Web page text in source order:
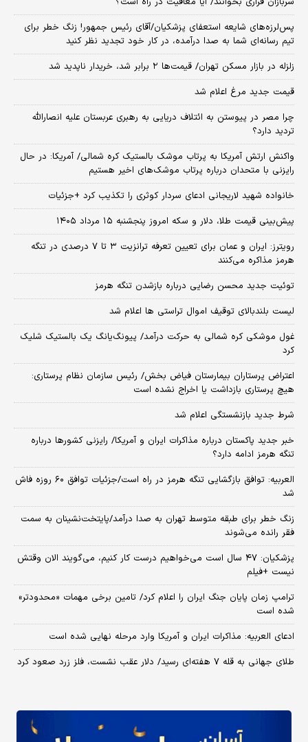
پس‌لرزه‌های شایعه استعفای پزشکیان/آقای رئیس جمهور! زنگ خطر برای
تیم رسانه‌ای شما به صدا درآمده، در کار خود تجدید نظر کنید
زلزله در بازار مسکن تهران/ قیمت‌ها ۲ برابر شد، خریدار ناپدید شد
قیمت جدید مرغ اعلام شد
چرا مصر در پیوستن به ائتلاف دریایی به رهبری عربستان علیه انصارالله
تردید دارد؟
واکنش ارتش آمریکا به پرتاب موشک بالستیک کره شمالی/ آمریکا: در حال
رایزنی با متحدان درباره پرتاب موشک‌های اخیر هستیم
خانواده شهید لاریجانی ادعای سردار کوثری را تکذیب کرد +جزئیات
پیش‌بینی قیمت طلا، دلار و سکه امروز پنجشنبه ۱۵ مرداد ۱۴۰۵
رویترز: ایران و عمان برای تعیین تعرفه ترانزیت ۳ تا ۷ درصدی در تنگه
هرمز مذاکره می‌کنند
توئیت جدید محسن رضایی درباره بازشدن تنگه هرمز
لیست بلندبالای توقیف اموال تراستی ها اعلام شد
غول موشکی کره شمالی به حرکت درآمد/ پیونگ‌یانگ یک بالستیک شلیک
کرد
اعتراض پرستاران بیمارستان فیاض بخش/ رئیس سازمان نظام پرستاری:
هیچ پرستاری بازداشت یا اخراج نشده است
شرط جدید بازنشستگی اعلام شد
خبر جدید پاکستان درباره مذاکرات ایران و آمریکا/ رایزنی کشورها درباره
تنگه هرمز ادامه دارد؟
العربیه: توافق بازگشایی تنگه هرمز در راه است/جزئیات توافق ۶۰ روزه فاش
شد
زنگ خطر برای طبقه متوسط تهران به صدا درآمد/پایتخت‌نشینان به سمت
فقر رانده می‌شوند
پزشکیان: ۴۷ سال است می‌خواهیم درست کار کنیم، می‌گویند الان وقتش
نیست +فیلم
ترامپ زمان پایان جنگ ایران را اعلام کرد/ تامین برخی مهمات «محدودتر»
شده است
ادعای العربیه: مذاکرات ایران و آمریکا وارد مرحله نهایی شده است
طلای جهانی به قله ۷ هفته‌ای رسید/ دلار عقب نشست، فلز زرد صعود کرد